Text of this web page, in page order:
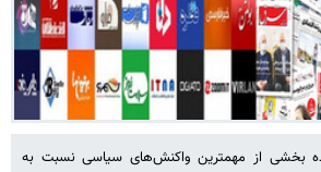
بخشی از مهمترین واکنش‌های سیاسی نسبت به